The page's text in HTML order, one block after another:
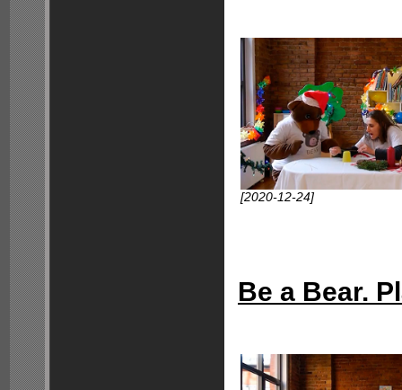
[2020-12-24]
Be a Bear.